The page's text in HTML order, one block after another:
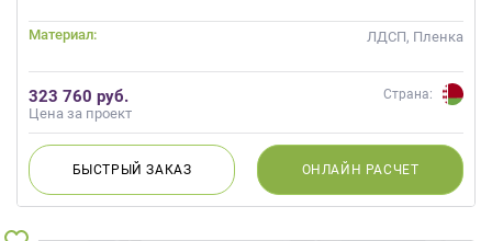
Материал: ЛДСП, Пленка
323 760 руб.
Цена за проект
Страна:
БЫСТРЫЙЗАКАЗ ОНЛАЙН РАСЧЕТ